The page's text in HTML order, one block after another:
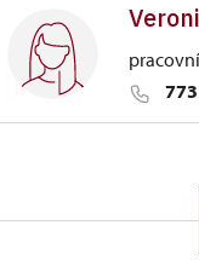
Zámek 1282/,